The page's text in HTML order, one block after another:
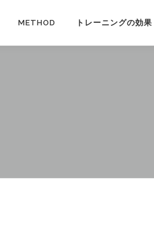
METHOD トレーニングの効果